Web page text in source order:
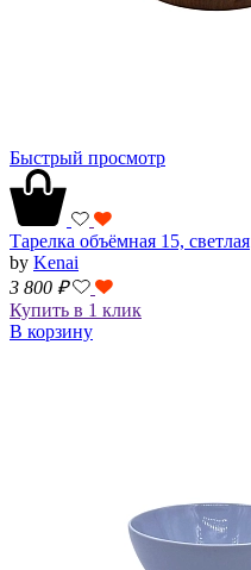
Быстрый просмотр
Тарелка объёмная 15, светлая
by Kenai
3 800 ₽
Купить в 1 клик
В корзину